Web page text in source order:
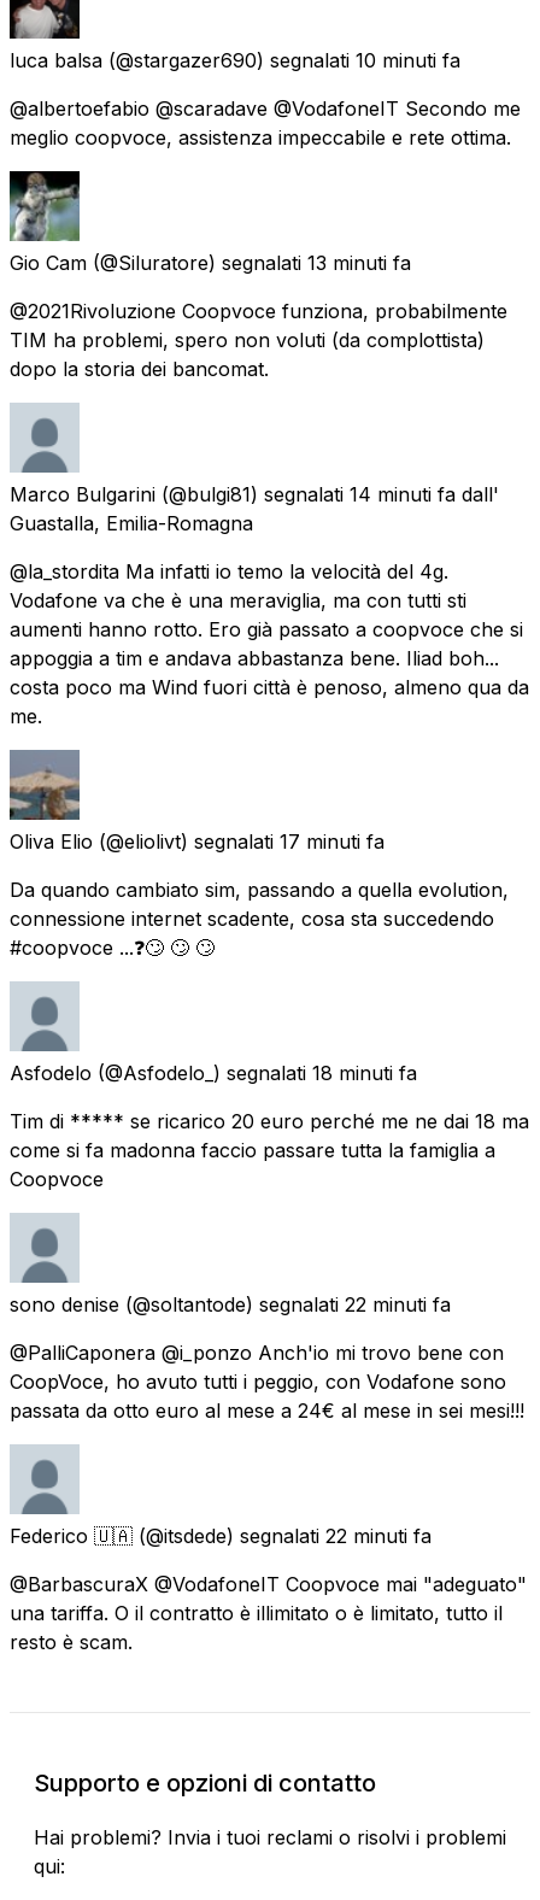
luca balsa (@stargazer690) segnalati 10 minuti fa
@albertoefabio @scaradave @VodafoneIT Secondo me
meglio coopvoce, assistenza impeccabile e rete ottima.
Gio Cam (@Siluratore) segnalati 13 minuti fa
@2021Rivoluzione Coopvoce funziona, probabilmente
TIM ha problemi, spero non voluti (da complottista)
dopo la storia dei bancomat.
Marco Bulgarini (@bulgi81) segnalati 14 minuti fa dall'
Guastalla, Emilia-Romagna
@la_stordita Ma infatti io temo la velocità del 4g.
Vodafone va che è una meraviglia, ma con tutti sti
aumenti hanno rotto. Ero già passato a coopvoce che si
appoggia a tim e andava abbastanza bene. Iliad boh...
costa poco ma Wind fuori città è penoso, almeno qua da
me.
Oliva Elio (@eliolivt) segnalati 17 minuti fa
Da quando cambiato sim, passando a quella evolution,
connessione internet scadente, cosa sta succedendo
#coopvoce ...❓🙄 🙄 🙄
Asfodelo (@Asfodelo_) segnalati 18 minuti fa
Tim di ***** se ricarico 20 euro perché me ne dai 18 ma
come si fa madonna faccio passare tutta la famiglia a
Coopvoce
sono denise (@soltantode) segnalati 22 minuti fa
@PalliCaponera @i_ponzo Anch'io mi trovo bene con
CoopVoce, ho avuto tutti i peggio, con Vodafone sono
passata da otto euro al mese a 24€ al mese in sei mesi!!!
Federico 🇺🇦 (@itsdede) segnalati 22 minuti fa
@BarbascuraX @VodafoneIT Coopvoce mai "adeguato"
una tariffa. O il contratto è illimitato o è limitato, tutto il
resto è scam.
Supporto e opzioni di contatto
Hai problemi? Invia i tuoi reclami o risolvi i problemi
qui: